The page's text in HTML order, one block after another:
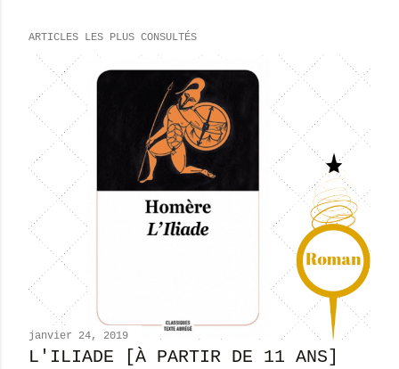
g
t
r
c
m
n
t
ARTICLES LES PLUS CONSULTÉS
janvier 24, 2019
L'ILIADE [À PARTIR DE 11 ANS]